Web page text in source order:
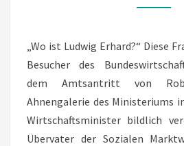
„Wo ist Ludwig Erhard?“ Diese
Besucher des
dem Amtsantritt von
Ahnengalerie des Ministeriums
Wirtschaftsminister bildlich
Übervater der Sozialen